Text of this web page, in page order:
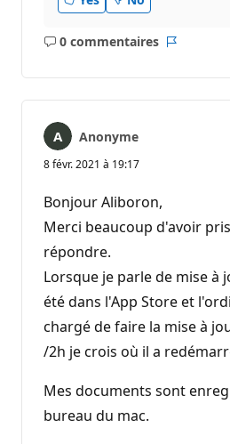
0 commentaires
Aucun
Anonyme
8 févr. 2021 à 19:17
Bonjour Aliboron,
Merci beaucoup d'avoir
répondre.
Lorsque je parle de mise à
été dans l'App Store et
chargé de faire la mise à
/2h je crois où il a
Mes documents sont
bureau du mac.